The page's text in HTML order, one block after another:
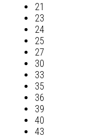
21
23
24
25
27
30
33
35
36
39
40
43